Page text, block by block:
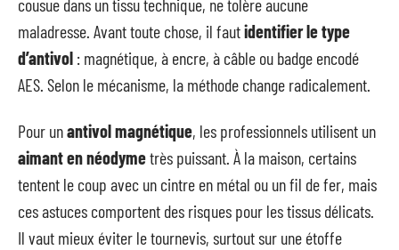
maladresse. Avant toute chose, il fautidentifier le type
d’antivol : magnétique, à encre, à câble ou badge encodé
AES. Selon le mécanisme, la méthode change radicalement.
Pour unantivol magnétique, les professionnels utilisent un
aimant en néodymetrès puissant. À la maison, certains
tentent le coup avec un cintre en métal ou un fil de fer, mais
ces astuces comportent des risques pour les tissus délicats.
Il vaut mieux éviter le tournevis, surtout sur une étoffe